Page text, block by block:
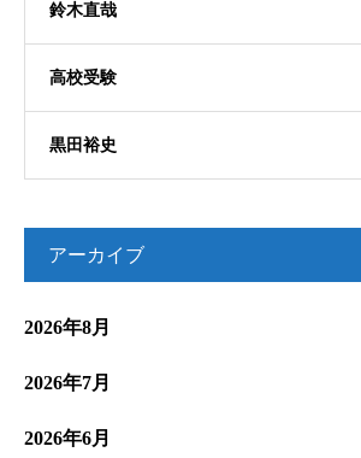
鈴木直哉
高校受験
黒田裕史
アーカイブ
2026年8月
2026年7月
2026年6月